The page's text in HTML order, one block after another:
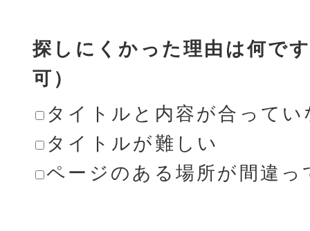
探しにくかった理由は何で
可）
タイトルと内容が合ってい
タイトルが難しい
ページのある場所が間違っ